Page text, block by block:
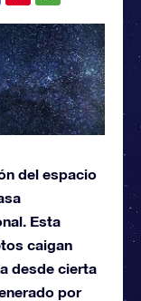
del espacio
Esta
caigan
desde cierta
por